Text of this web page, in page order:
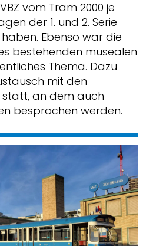
vom Tram 2000 je
der 1. und 2. Serie
Ebenso war die
bestehenden musealen
Thema. Dazu
mit den
statt, an dem auch
besprochen werden.